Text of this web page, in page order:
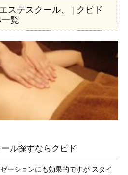
ステスクール、 | クピド
覧
ル探すならクピド
ーションにも効果的ですが スタイ